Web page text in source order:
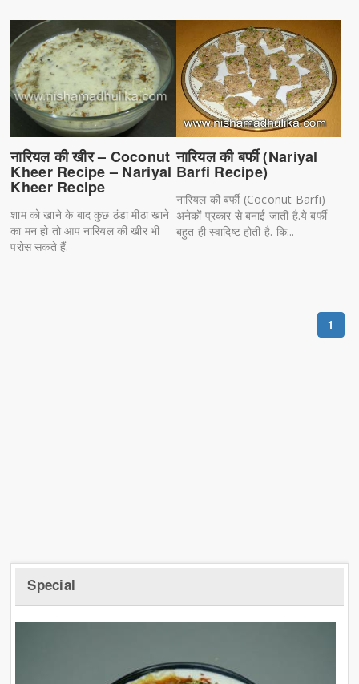
नारियल की खीर – Coconut
Kheer Recipe – Nariyal
Kheer Recipe
शाम को खाने के बाद कुछ ठंडा मीठा खाने
का मन हो तो आप नारियल की खीर भी
परोस सकते हैं.
नारियल की बर्फी (Nariyal
Barfi Recipe)
नारियल की बर्फी (Coconut Barfi)
अनेकों प्रकार से बनाई जाती है.ये बर्फी
बहुत ही स्वादिष्ट होती है. कि...
1
Special